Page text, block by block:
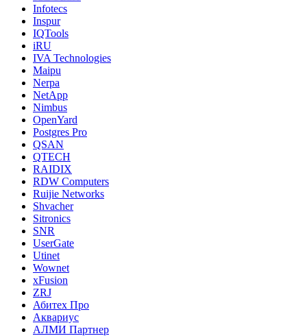
Infotecs
Inspur
IQTools
iRU
IVA Technologies
Maipu
Nerpa
NetApp
Nimbus
OpenYard
Postgres Pro
QSAN
QTECH
RAIDIX
RDW Computers
Ruijie Networks
Shvacher
Sitronics
SNR
UserGate
Utinet
Wownet
xFusion
ZRJ
Абитех Про
Аквариус
АЛМИ Партнер